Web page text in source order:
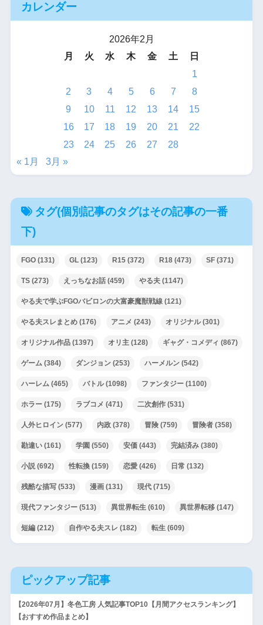
カレンダー
2026年2月
月
火 水 木 金 土
日
1
2
3 4 5 6 7
8
9
10 11 12 13 14
15
16
17 18 19 20 21
22
23
24 25 26 27
28
« 1月
3月 »
タグ(個別記事のタグはその記事の一番
下)
FGO(131) GL(123) R15(372) R18(473) SF(371)
TS(273) えっちなお話(459) やる夫(1147)
やる夫で学ぶFGOバビロンの大富豪魔獣戦線(121)
やる夫スレまとめ(176) アニメ (243) オリジナル(301)
オリジナル作品(1397) オリ主(128) ギャグ・コメディ (867)
ゲーム(384) ダンジョン(253) ハーメルン(542)
ハーレム(465) バトル(1098) ファンタジー(1100)
ホラー(175) ラブコメ (471) 二次創作(531)
人外ヒロイン(577) 内政(378) 冒険(759) 冒険者(358)
勘違い(161) 学園 (550) 安価(443) 完結済み(380)
小説(692) 性転換(159) 恋愛(426) 日常 (132)
残酷な描写(533) 漫画(131) 現代(715)
現代ファンタジー(513) 異世界転生(610) 異世界転移(147)
短編(212) 自作やる夫スレ (182) 転生(609)
ピックアップ記事
【2026年07月】冬色工房 人気記事TOP10【月間アクセスランキング】
【おすすめ作品まとめ】